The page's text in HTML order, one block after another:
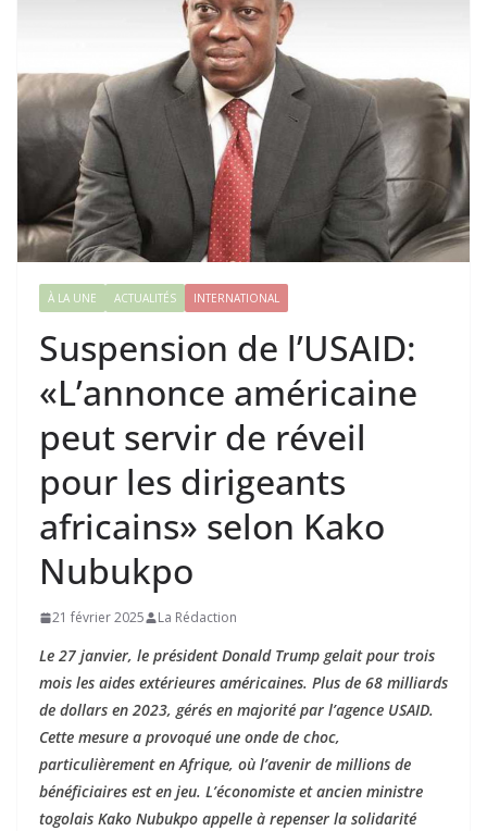
À LA UNE ACTUALITÉS INTERNATIONAL
Suspension de l’USAID:
«L’annonce américaine
peut servir de réveil
pour les dirigeants
africains» selon Kako
Nubukpo
21 février 2025 La Rédaction
Le 27 janvier, le président Donald Trump gelait pour trois
mois les aides extérieures américaines. Plus de 68 milliards
de dollars en 2023, gérés en majorité par l’agence USAID.
Cette mesure a provoqué une onde de choc,
particulièrement en Afrique, où l’avenir de millions de
bénéficiaires est en jeu. L’économiste et ancien ministre
togolais Kako Nubukpo appelle à repenser la solidarité